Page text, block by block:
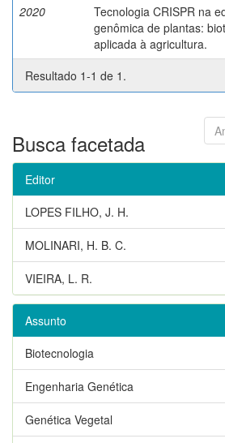
2020
Tecnologia CRISPR na
genômica de plantas:
aplicada à agricultura.
Resultado 1-1 de 1.
Busca facetada
Editor
LOPES FILHO, J. H.
MOLINARI, H. B. C.
VIEIRA, L. R.
Assunto
Biotecnologia
Engenharia Genética
Genética Vegetal